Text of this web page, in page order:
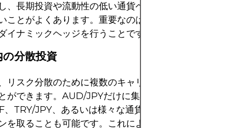
、長期投資や流動性の低い通貨ペアでは、完全なヘ
ことがよくあります。重要なのは、市場の状況に合
イナミックヘッジを行うことです。
分散投資
リスク分散のために複数のキャリーペアや資産クラ
ができます。AUD/JPYだけに集中するのではなく、
TRY/JPY、あるいは様々な通貨建ての新興国債券
を取ることも可能です。これにより、単一の通貨シ